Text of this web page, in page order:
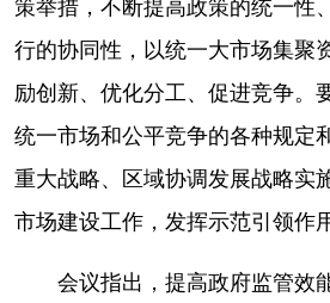
行的协同性，以统一大市场集聚
励创新、优化分工、促进竞争。
统一市场和公平竞争的各种规定
重大战略、区域协调发展战略实
市场建设工作，发挥示范引领作用
会议指出，提高政府监管效